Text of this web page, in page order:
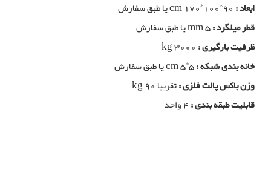
ابعاد :
قطر میلگرد :mm 5 یا طبق سفارش
ظرفیت بارگیری :
خانه بندی شبکه :cm 5*5 یا طبق سفارش
وزن باکس پالت فلزی :تقریبا kg 90
قابلیت طبقه بندی :